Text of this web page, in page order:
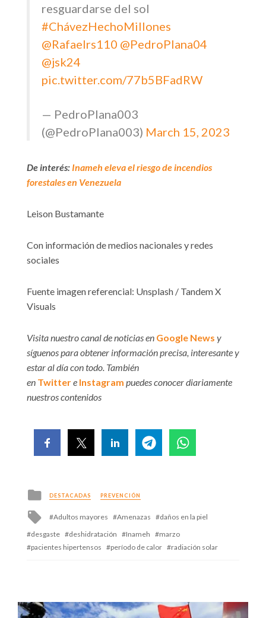
resguardarse del sol
#ChávezHechoMillones
@Rafaelrs110 @PedroPlana04
@jsk24
pic.twitter.com/77b5BFadRW
— PedroPlana003
(@PedroPlana003) March 15, 2023
De interés: Inameh eleva el riesgo de incendios
forestales en Venezuela
Leison Bustamante
Con información de medios nacionales y redes
sociales
Fuente imagen referencial: Unsplash / Tandem X
Visuals
Visita nuestro canal de noticias en Google News y
síguenos para obtener información precisa, interesante y
estar al día con todo. También
en Twittere Instagram puedes conocer diariamente
nuestros contenidos
Posted
in
DESTACADAS PREVENCIÓN
Tagged
Adultos mayores Amenazas
daños en la piel
desgaste
deshidratación Inameh
marzo
pacientes hipertensos
período de calor radiación solar